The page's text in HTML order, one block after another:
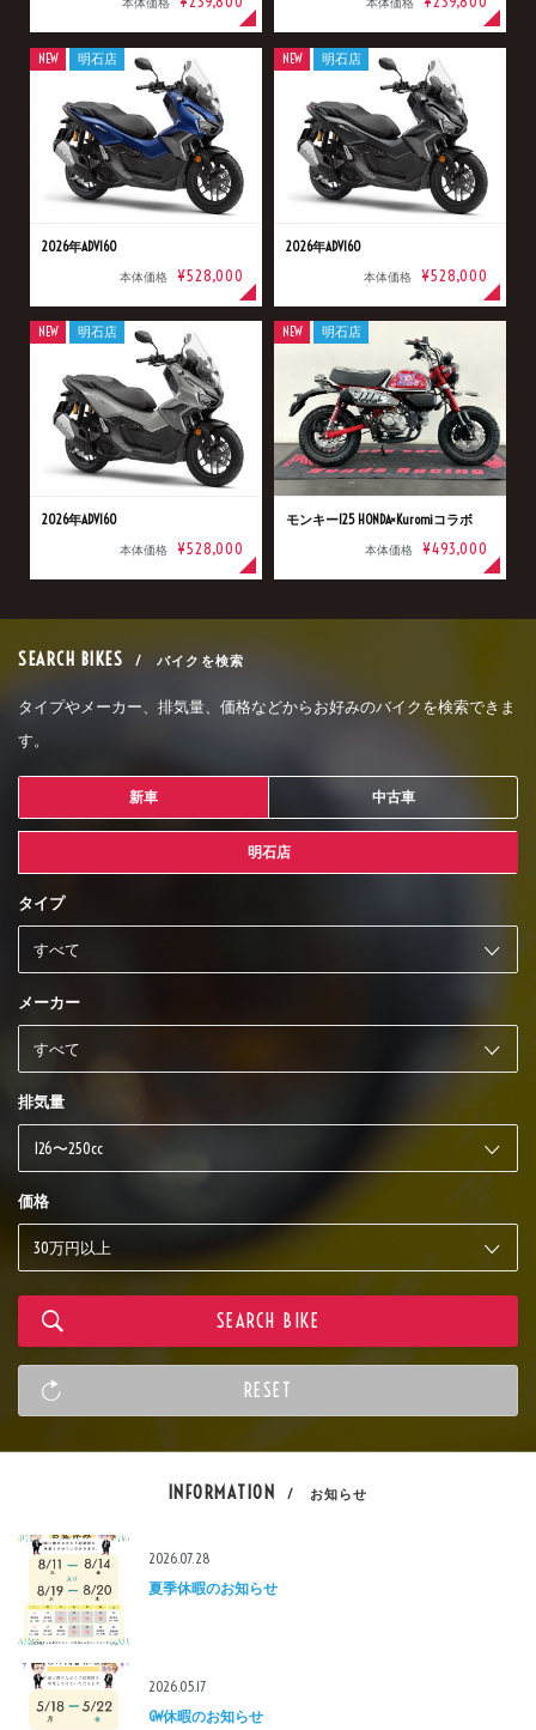
2026年ADV160
本体価格 ¥528,000
NEW 明石店
2026年ADV160
本体価格 ¥528,000
NEW 明石店
2026年ADV160
本体価格 ¥528,000
NEW 明石店
モンキー125 HONDA×Kuromiコラボ
本体価格 ¥493,000
NEW 明石店
SEARCH BIKES / バイクを検索
タイプやメーカー、排気量、価格などからお好みのバイクを検索できま
す。
新車 中古車
明石店
タイプ
メーカー
排気量
価格
INFORMATION / お知らせ
2026.07.28
夏季休暇のお知らせ
2026.05.17
GW休暇のお知らせ